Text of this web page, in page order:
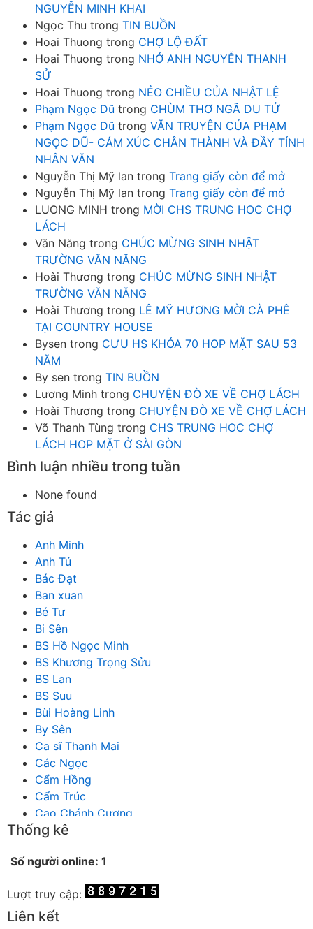
NGUYỄN MINH KHAI
Ngọc Thu trong TIN BUỒN
Hoai Thuong trong CHỢ LỘ ĐẤT
Hoai Thuong trong NHỚ ANH NGUYỄN THANH
SỬ
Hoai Thuong trong NẺO CHIỀU CỦA NHẬT LỆ
Phạm Ngọc Dũ trong CHÙM THƠ NGÃ DU TỬ
Phạm Ngọc Dũ trong VĂN TRUYỆN CỦA PHẠM
NGỌC DŨ- CẢM XÚC CHÂN THÀNH VÀ ĐẦY TÍNH
NHÂN VĂN
Nguyễn Thị Mỹ lan trong Trang giấy còn để mở
Nguyễn Thị Mỹ lan trong Trang giấy còn để mở
LUONG MINH trong MỜI CHS TRUNG HOC CHỢ
LÁCH
Văn Năng trong CHÚC MỪNG SINH NHẬT
TRƯỜNG VĂN NĂNG
Hoài Thương trong CHÚC MỪNG SINH NHẬT
TRƯỜNG VĂN NĂNG
Hoài Thương trong LÊ MỸ HƯƠNG MỜI CÀ PHÊ
TẠI COUNTRY HOUSE
Bysen trong CƯU HS KHÓA 70 HOP MẶT SAU 53
NĂM
By sen trong TIN BUỒN
Lương Minh trong CHUYỆN ĐÒ XE VỀ CHỢ LÁCH
Hoài Thương trong CHUYỆN ĐÒ XE VỀ CHỢ LÁCH
Võ Thanh Tùng trong CHS TRUNG HOC CHỢ
LÁCH HOP MẶT Ở SÀI GÒN
Bình luận nhiều trong tuần
None found
Tác giả
Anh Minh
Anh Tú
Bác Đạt
Ban xuan
Bé Tư
Bi Sên
BS Hồ Ngọc Minh
BS Khương Trọng Sửu
BS Lan
BS Suu
Bùi Hoàng Linh
By Sên
Ca sĩ Thanh Mai
Các Ngọc
Cẩm Hồng
Cẩm Trúc
Cao Chánh Cương
Cao Nhật Quyên
Chích Chị
Chu Trầm Nguyên Minh
Cò Bằng
Thống kê
Số người online: 1
Lượt truy cập:
Liên kết